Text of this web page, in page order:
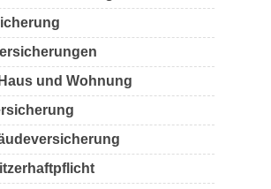
und Wohnung